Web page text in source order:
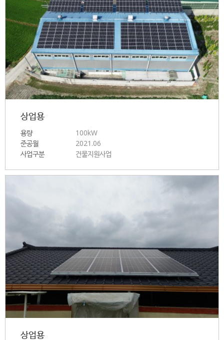
상업용
용량
100kW
준공월
2021.06
사업구분
건물지원사업
상업용